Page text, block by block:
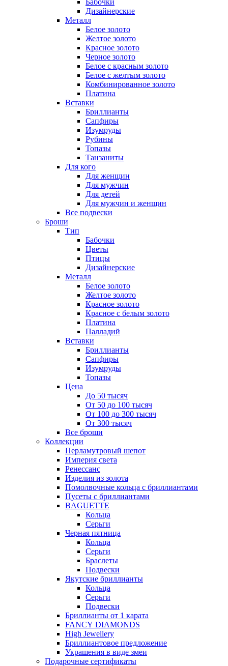
Бабочки
Дизайнерские
Металл
Белое золото
Желтое золото
Красное золото
Черное золото
Белое с красным золото
Белое с желтым золото
Комбинированное золото
Платина
Вставки
Бриллианты
Сапфиры
Изумруды
Рубины
Топазы
Танзаниты
Для кого
Для женщин
Для мужчин
Для детей
Для мужчин и женщин
Все подвески
Броши
Тип
Бабочки
Цветы
Птицы
Дизайнерские
Металл
Белое золото
Желтое золото
Красное золото
Красное с белым золото
Платина
Палладий
Вставки
Бриллианты
Сапфиры
Изумруды
Топазы
Цена
До 50 тысяч
От 50 до 100 тысяч
От 100 до 300 тысяч
От 300 тысяч
Все броши
Коллекции
Перламутровый шепот
Империя света
Ренессанс
Изделия из золота
Помолвочные кольца с бриллиантами
Пусеты с бриллиантами
BAGUETTE
Кольца
Серьги
Черная пятница
Кольца
Серьги
Браслеты
Подвески
Якутские бриллианты
Кольца
Серьги
Подвески
Бриллианты от 1 карата
FANCY DIAMONDS
High Jewellery
Бриллиантовое предложение
Украшения в виде змеи
Подарочные сертификаты